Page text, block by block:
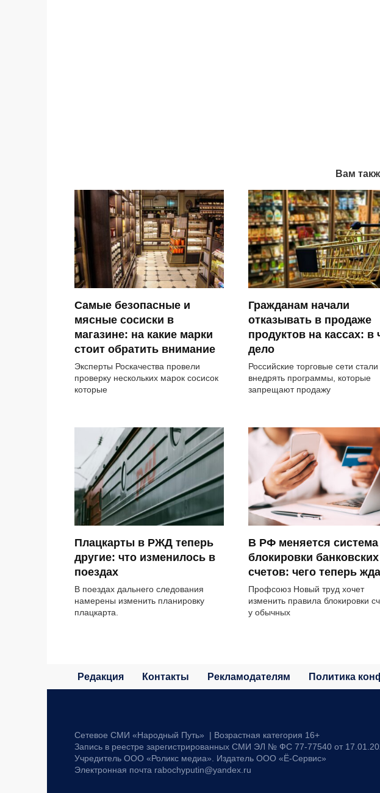
Вам
Самые безопасные и
мясные сосиски в
магазине: на какие марки
стоит обратить внимание
Эксперты Роскачества провели
проверку нескольких марок сосисок
которые
Гражданам начали
отказывать в продаже
продуктов на кассах: в
дело
Российские торговые сети стали
внедрять программы, которые
запрещают продажу
Плацкарты в РЖД теперь
другие: что изменилось в
поездах
В поездах дальнего следования
намерены изменить планировку
плацкарта.
В РФ меняется система
блокировки банковских
счетов: чего теперь
Профсоюз Новый труд хочет
изменить правила блокировки
у обычных
Редакция Контакты Рекламодателям Политика
Сетевое СМИ «Народный Путь» | Возрастная категория 16+
Запись в реестре зарегистрированных СМИ ЭЛ № ФС 77-77540 от
Учредитель ООО «Роликс медиа». Издатель ООО «Ё-Сервис»
Электронная почта rabochyputin@yandex.ru